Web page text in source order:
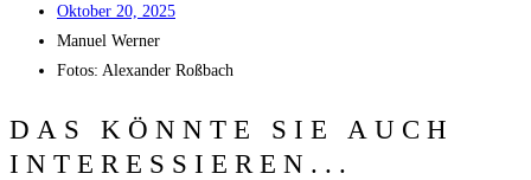
Okto­ber 20, 2025
Manu­el Werner
Fotos: Alex­an­der Roßbach
DAS KÖNNTE SIE AUCH
INTERESSIEREN...